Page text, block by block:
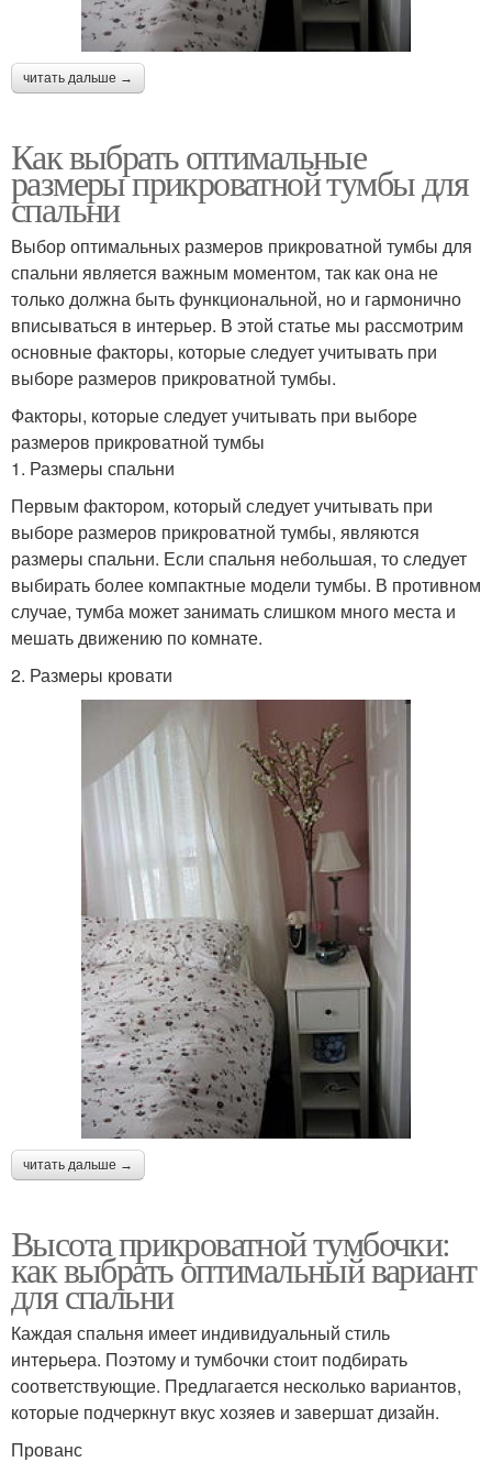
читать дальше →
Как выбрать оптимальные
размеры прикроватной тумбы для
спальни
Выбор оптимальных размеров прикроватной тумбы для
спальни является важным моментом, так как она не
только должна быть функциональной, но и гармонично
вписываться в интерьер. В этой статье мы рассмотрим
основные факторы, которые следует учитывать при
выборе размеров прикроватной тумбы.
Факторы, которые следует учитывать при выборе
размеров прикроватной тумбы
1. Размеры спальни
Первым фактором, который следует учитывать при
выборе размеров прикроватной тумбы, являются
размеры спальни. Если спальня небольшая, то следует
выбирать более компактные модели тумбы. В противном
случае, тумба может занимать слишком много места и
мешать движению по комнате.
2. Размеры кровати
читать дальше →
Высота прикроватной тумбочки:
как выбрать оптимальный вариант
для спальни
Каждая спальня имеет индивидуальный стиль
интерьера. Поэтому и тумбочки стоит подбирать
соответствующие. Предлагается несколько вариантов,
которые подчеркнут вкус хозяев и завершат дизайн.
Прованс